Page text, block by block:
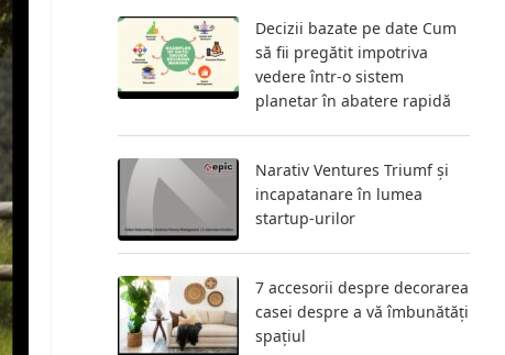
Decizii bazate pe date Cum
să fii pregătit impotriva
vedere într-o sistem
planetar în abatere rapidă
Narativ Ventures Triumf și
incapatanare în lumea
startup-urilor
7 accesorii despre decorarea
casei despre a vă îmbunătăți
spațiul